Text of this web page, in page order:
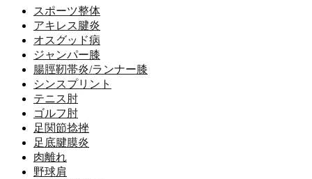
スポーツ整体
アキレス腱炎
オスグッド病
ジャンパー膝
腸脛靭帯炎/ランナー膝
シンスプリント
テニス肘
ゴルフ肘
足関節捻挫
足底腱膜炎
肉離れ
野球肩